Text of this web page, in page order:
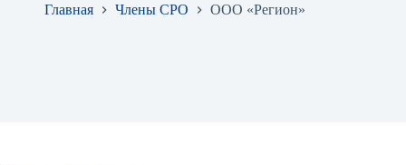
Главная Члены СРО ООО «Регион»